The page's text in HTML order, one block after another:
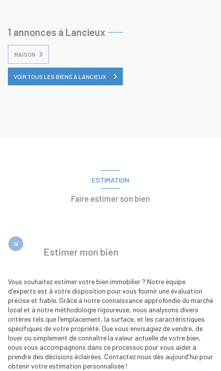
1 annonces à Lancieux
MAISON
VOIR TOUS LES BIENS À LANCIEUX
ESTIMATION
Faire estimer son bien
Estimer mon bien
Vous souhaitez estimer votre bien immobilier ? Notre équipe
d'experts est à votre disposition pour vous fournir une évaluation
précise et fiable. Grâce à notre connaissance approfondie du marché
local et à notre méthodologie rigoureuse, nous analysons divers
critères tels que l'emplacement, la surface, et les caractéristiques
spécifiques de votre propriété. Que vous envisagiez de vendre, de
louer ou simplement de connaître la valeur actuelle de votre bien,
nous vous accompagnons dans ce processus pour vous aider à
prendre des décisions éclairées. Contactez nous dès aujourd'hui pour
obtenir votre estimation personnalisée !